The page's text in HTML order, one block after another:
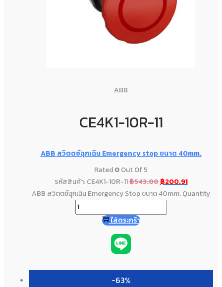
ABB
CE4K1-10R-11
ABB สวิตตซ์ฉุกเฉิน Emergency stop ขนาด 40mm.
Rated0Out Of 5
รหัสสินค้า: CE4K1-10R-11฿543.00฿200.91
ABB สวิตตซ์ฉุกเฉิน Emergency Stop ขนาด 40mm. Quantity
ใส่ตระกร้า
-63%